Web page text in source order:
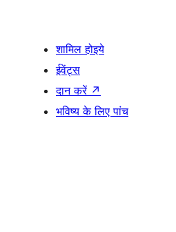
शामिल होइये
ईवेंट्स
दान करें ↗
भविष्य के लिए पांच